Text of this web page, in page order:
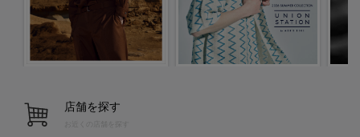
店舗を探す
お近くの店舗を探す